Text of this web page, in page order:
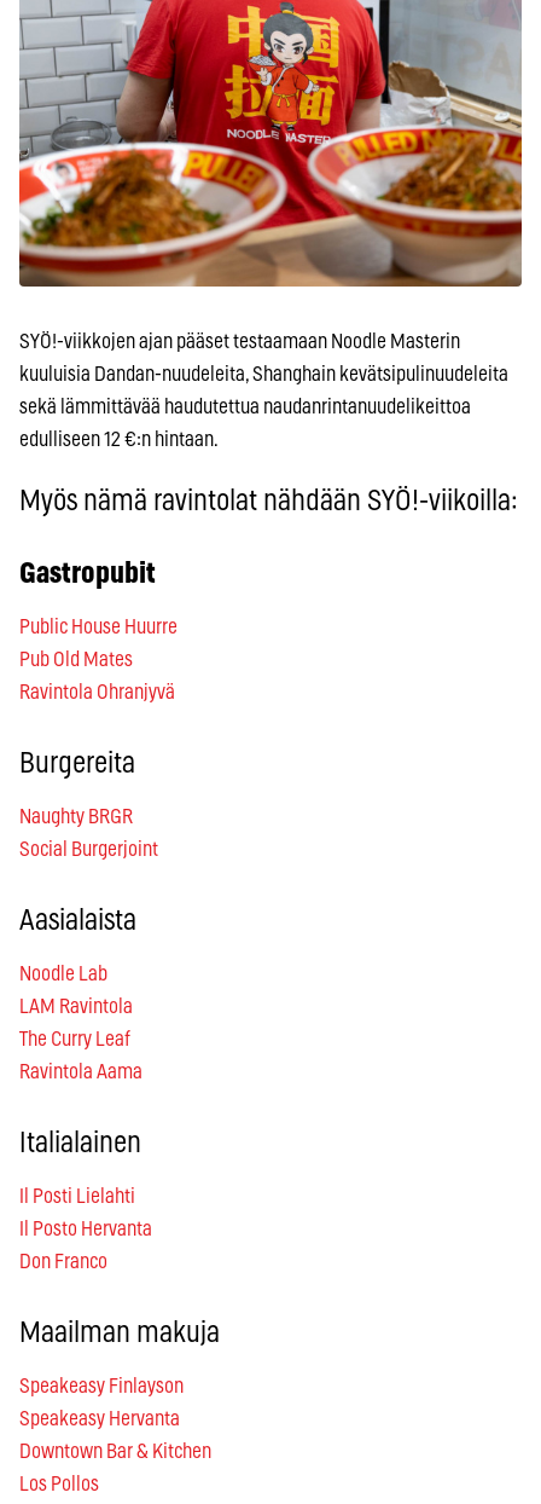
SYÖ!-viikkojen ajan pääset testaamaan Noodle Masterin
kuuluisia Dandan-nuudeleita, Shanghain kevätsipulinuudeleita
sekä lämmittävää haudutettua naudanrintanuudelikeittoa
edulliseen 12 €:n hintaan.
Myös nämä ravintolat nähdään SYÖ!-viikoilla:
Gastropubit
Public House Huurre
Pub Old Mates
Ravintola Ohranjyvä
Burgereita
Naughty BRGR
Social Burgerjoint
Aasialaista
Noodle Lab
LAM Ravintola
The Curry Leaf
Ravintola Aama
Italialainen
Il Posti Lielahti
Il Posto Hervanta
Don Franco
Maailman makuja
Speakeasy Finlayson
Speakeasy Hervanta
Downtown Bar & Kitchen
Los Pollos